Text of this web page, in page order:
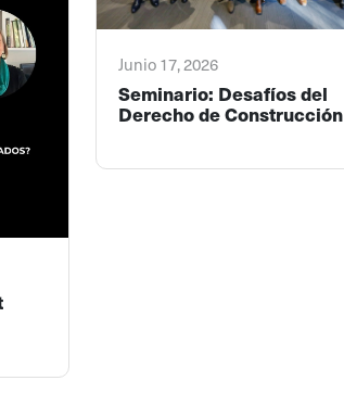
Junio 17, 2026
Seminario: Desafíos del
Derecho de Construcción